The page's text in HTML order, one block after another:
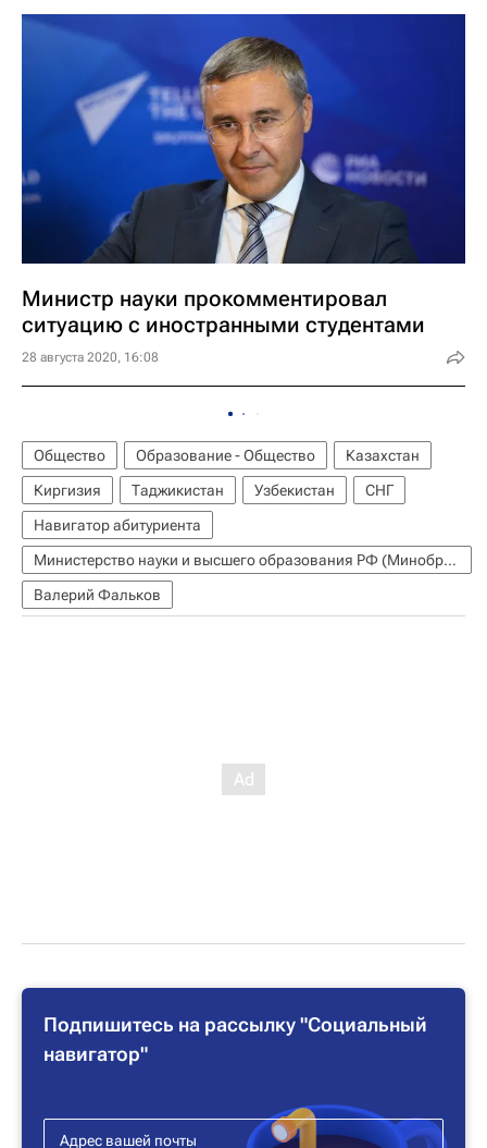
Министр науки прокомментировал
ситуацию с иностранными студентами
28 августа 2020, 16:08
Общество Образование - Общество
Казахстан
Киргизия
Таджикистан Узбекистан
СНГ
Навигатор абитуриента
Министерство науки и высшего образования РФ (Минобрнауки России)
Валерий Фальков
Подпишитесь на рассылку "Социальный
навигатор"